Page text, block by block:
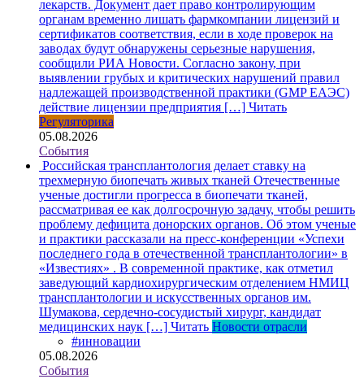
лекарств. Документ дает право контролирующим
органам временно лишать фармкомпании лицензий и
сертификатов соответствия, если в ходе проверок на
заводах будут обнаружены серьезные нарушения,
сообщили РИА Новости. Согласно закону, при
выявлении грубых и критических нарушений правил
надлежащей производственной практики (GMP ЕАЭС)
действие лицензии предприятия […] Читать
Регуляторика
05.08.2026
События
Российская трансплантология делает ставку на
трехмерную биопечать живых тканей Отечественные
ученые достигли прогресса в биопечати тканей,
рассматривая ее как долгосрочную задачу, чтобы решить
проблему дефицита донорских органов. Об этом ученые
и практики рассказали на пресс-конференции «Успехи
последнего года в отечественной трансплантологии» в
«Известиях» . В современной практике, как отметил
заведующий кардиохирургическим отделением НМИЦ
трансплантологии и искусственных органов им.
Шумакова, сердечно-сосудистый хирург, кандидат
медицинских наук […] Читать Новости отрасли
#инновации
05.08.2026
События